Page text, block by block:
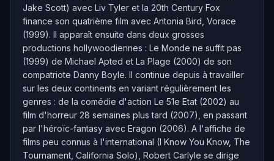
Jake Scott) avec Liv Tyler et la 20th Century Fox
finance son quatrième film avec Antonia Bird, Vorace
(1999). Il apparaît ensuite dans deux grosses
productions hollywoodiennes : Le Monde ne suffit pas
(1999) de Michael Apted et La Plage (2000) de son
compatriote Danny Boyle. Il continue depuis à travailler
sur les deux continents en variant régulièrement les
genres : de la comédie d'action Le 51e Etat (2002) au
film d'horreur 28 semaines plus tard (2007), en passant
par l'héroïc-fantasy avec Eragon (2006). A l'affiche de
films peu connus à l'international (I Know You Know, The
Tournament, California Solo), Robert Carlyle se dirige